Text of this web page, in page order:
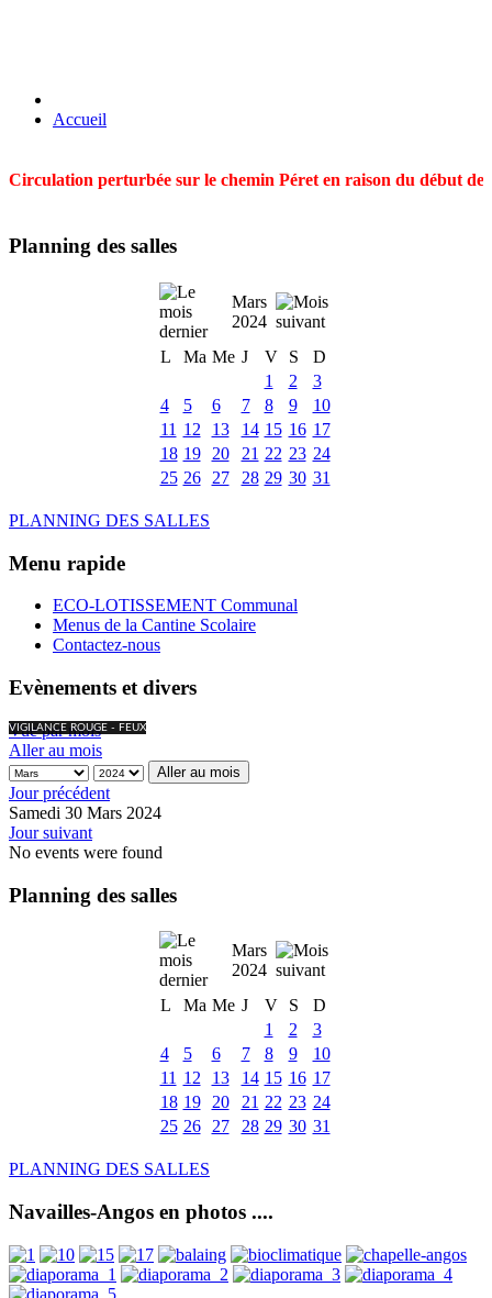
Accueil
Circulation perturbée sur le chemin Péret en raison du début
Planning des salles
Mars
2024
L
Ma Me J V S
D
1
2
3
4
5 6 7 8 9
10
11 12 13 14 15 16 17
18 19 20 21 22 23 24
25 26 27 28 29 30 31
PLANNING DES SALLES
Menu rapide
ECO-LOTISSEMENT Communal
Menus de la Cantine Scolaire
Contactez-nous
Evènements et divers
VIGILANCE ROUGE - FEUX
Vue par mois
Aller au mois
Aller au mois
Jour précédent
Samedi 30 Mars 2024
Jour suivant
No events were found
Planning des salles
Mars
2024
L
Ma Me J V S
D
1
2
3
4
5 6 7 8 9
10
11 12 13 14 15 16 17
18 19 20 21 22 23 24
25 26 27 28 29 30 31
PLANNING DES SALLES
Navailles-Angos en photos ....